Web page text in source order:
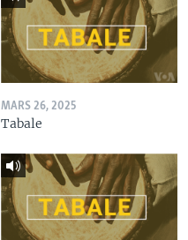
MARS 26, 2025
Tabale